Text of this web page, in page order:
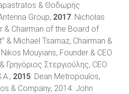
& Θοδωρής
Group, 2017: Nicholas
& Chairman of the Board of
& Michael Tsamaz, Chairman &
Nikos Mouyiaris, Founder & CEO
Στεργιούλης, CEO
2015: Dean Metropoulos,
& Company, 2014: John